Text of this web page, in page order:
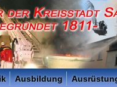
1811 -
Ausbildung